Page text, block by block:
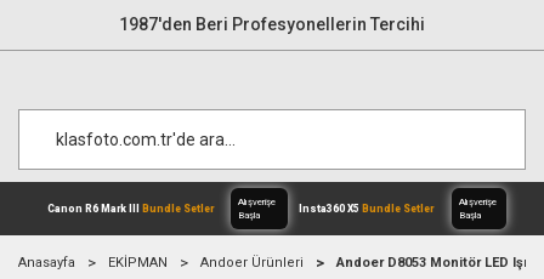
1987'den Beri Profesyonellerin Tercihi
Anasayfa EKİPMAN Andoer Ürünleri Andoer D8053 Monitör LED Işık